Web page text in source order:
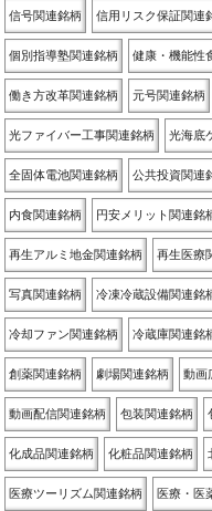
信号関連銘柄 信用リスク保証関連
個別指導塾関連銘柄 健康・機能性
働き方改革関連銘柄 元号関連銘柄
光ファイバー工事関連銘柄 光海底
全固体電池関連銘柄 公共投資関連
内食関連銘柄 円安メリット関連銘
再生アルミ地金関連銘柄 再生医療
写真関連銘柄 冷凍冷蔵設備関連銘
冷却ファン関連銘柄 冷蔵庫関連銘
創薬関連銘柄 劇場関連銘柄 動画
動画配信関連銘柄 包装関連銘柄
化成品関連銘柄 化粧品関連銘柄
医療ツーリズム関連銘柄 医療・医